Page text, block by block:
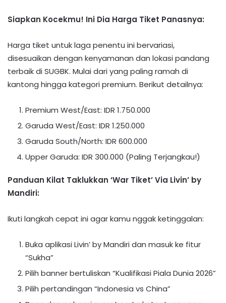
Siapkan Kocekmu! Ini Dia Harga Tiket Panasnya:
Harga tiket untuk laga penentu ini bervariasi,
disesuaikan dengan kenyamanan dan lokasi pandang
terbaik di SUGBK. Mulai dari yang paling ramah di
kantong hingga kategori premium. Berikut detailnya:
Premium West/East: IDR 1.750.000
Garuda West/East: IDR 1.250.000
Garuda South/North: IDR 600.000
Upper Garuda: IDR 300.000 (Paling Terjangkau!)
Panduan Kilat Taklukkan ‘War Tiket’ Via Livin’ by
Mandiri:
Ikuti langkah cepat ini agar kamu nggak ketinggalan:
Buka aplikasi Livin’ by Mandiri dan masuk ke fitur
“Sukha”
Pilih banner bertuliskan “Kualifikasi Piala Dunia 2026”
Pilih pertandingan “Indonesia vs China”